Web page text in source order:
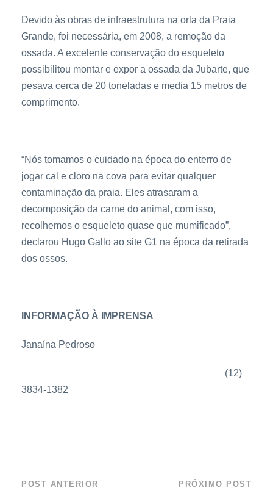
Devido às obras de infraestrutura na orla da Praia
Grande, foi necessária, em 2008, a remoção da
ossada. A excelente conservação do esqueleto
possibilitou montar e expor a ossada da Jubarte, que
pesava cerca de 20 toneladas e media 15 metros de
comprimento.
“Nós tomamos o cuidado na época do enterro de
jogar cal e cloro na cova para evitar qualquer
contaminação da praia. Eles atrasaram a
decomposição da carne do animal, com isso,
recolhemos o esqueleto quase que mumificado”,
declarou Hugo Gallo ao site G1 na época da retirada
dos ossos.
INFORMAÇÃO À IMPRENSA
Janaína Pedroso
(12)
3834-1382
POST ANTERIOR PRÓXIMO POST